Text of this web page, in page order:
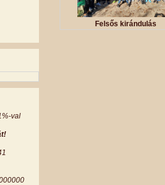
val
Felsős kirándulás